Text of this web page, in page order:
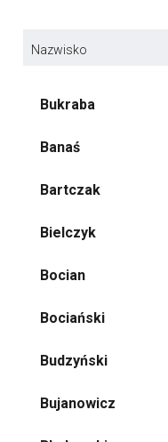
Nazwisko
Bukraba
Banaś
Bartczak
Bielczyk
Bocian
Bociański
Budzyński
Bujanowicz